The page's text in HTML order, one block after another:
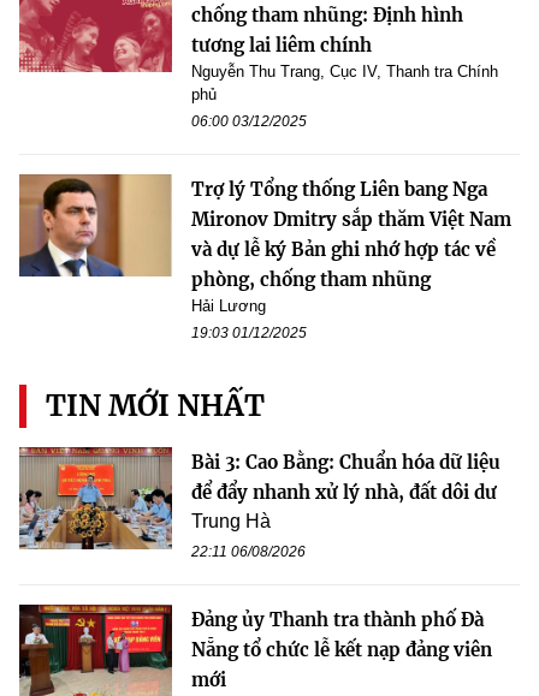
chống tham nhũng: Định hình
tương lai liêm chính
Nguyễn Thu Trang, Cục IV, Thanh tra Chính
phủ
06:00 03/12/2025
Trợ lý Tổng thống Liên bang Nga
Mironov Dmitry sắp thăm Việt Nam
và dự lễ ký Bản ghi nhớ hợp tác về
phòng, chống tham nhũng
Hải Lương
19:03 01/12/2025
TIN MỚI NHẤT
Bài 3: Cao Bằng: Chuẩn hóa dữ liệu
để đẩy nhanh xử lý nhà, đất dôi dư
Trung Hà
22:11 06/08/2026
Đảng ủy Thanh tra thành phố Đà
Nẵng tổ chức lễ kết nạp đảng viên
mới